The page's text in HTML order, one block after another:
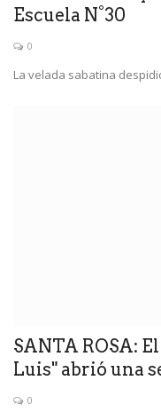
Escuela N°30
0
La velada sabatina
SANTA ROSA:
Luis" abrió una
0